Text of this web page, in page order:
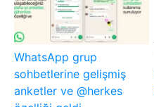
WhatsApp grup
sohbetlerine gelişmiş
anketler ve @herkes